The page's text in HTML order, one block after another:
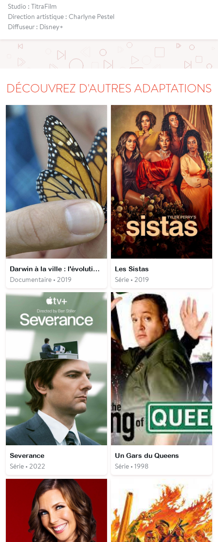
Studio : TitraFilm
Direction artistique : Charlyne Pestel
Diffuseur : Disney+
DÉCOUVREZ D'AUTRES ADAPTATIONS
Darwin à la ville : l'évolution en milieu urbain
Documentaire • 2019
Les Sistas
Série • 2019
Severance
Série • 2022
Un Gars du Queens
Série • 1998